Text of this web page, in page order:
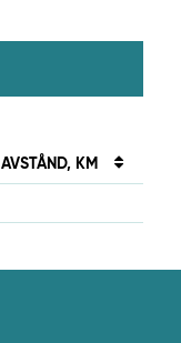
AVSTÅND, KM